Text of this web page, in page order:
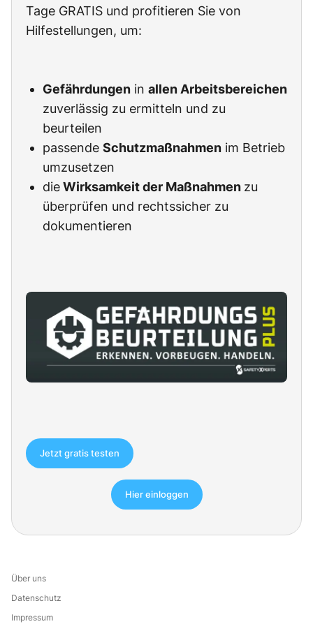
Tage GRATIS und profitieren Sie von
Hilfestellungen, um:
Gefährdungen in allen Arbeitsbereichen
zuverlässig zu ermitteln und zu
beurteilen
passende Schutzmaßnahmen im Betrieb
umzusetzen
dieWirksamkeit der Maßnahmen zu
überprüfen und rechtssicher zu
dokumentieren
Jetzt gratis testen
Hier einloggen
Über uns
Datenschutz
Impressum